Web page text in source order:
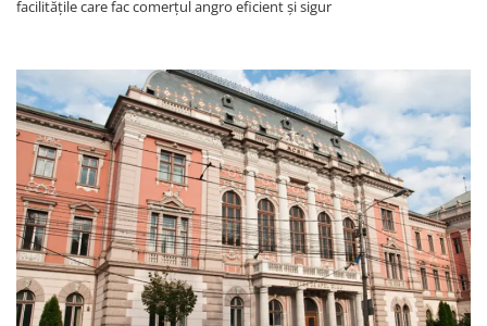
facilitățile care fac comerțul angro eficient și sigur